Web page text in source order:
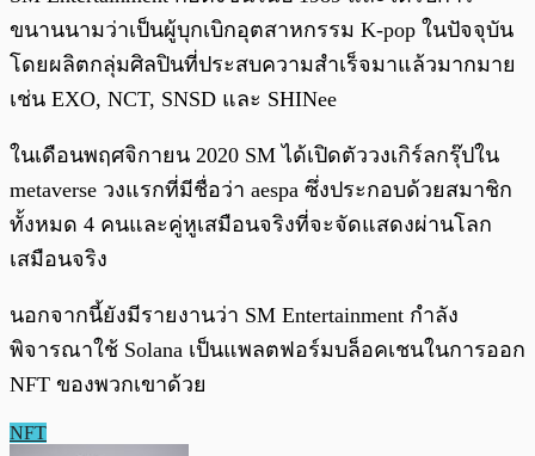
ขนานนามว่าเป็นผู้บุกเบิกอุตสาหกรรม K-pop ในปัจจุบัน
โดยผลิตกลุ่มศิลปินที่ประสบความสำเร็จมาแล้วมากมาย
เช่น EXO, NCT, SNSD และ SHINee
ในเดือนพฤศจิกายน 2020 SM ได้เปิดตัววงเกิร์ลกรุ๊ปใน
metaverse วงแรกที่มีชื่อว่า aespa ซึ่งประกอบด้วยสมาชิก
ทั้งหมด 4 คนและคู่หูเสมือนจริงที่จะจัดแสดงผ่านโลก
เสมือนจริง
นอกจากนี้ยังมีรายงานว่า SM Entertainment กำลัง
พิจารณาใช้ Solana เป็นแพลตฟอร์มบล็อคเชนในการออก
NFT ของพวกเขาด้วย
NFT